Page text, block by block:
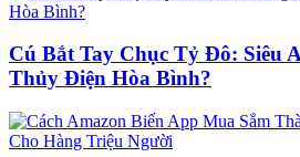
Cú Bắt Tay Chục Tỷ Đô: Siêu
Thủy Điện Hòa Bình?